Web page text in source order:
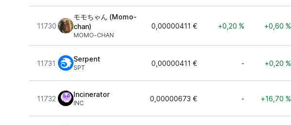
11730
モモちゃん (Momo-
chan)
MOMO-CHAN
0,00000411 € +0,20 % +0,60 %
11731
Serpent
SPT
0,00000411 € - +0,20 %
11732
Incinerator
INC
0,00000673 € - +16,70 %